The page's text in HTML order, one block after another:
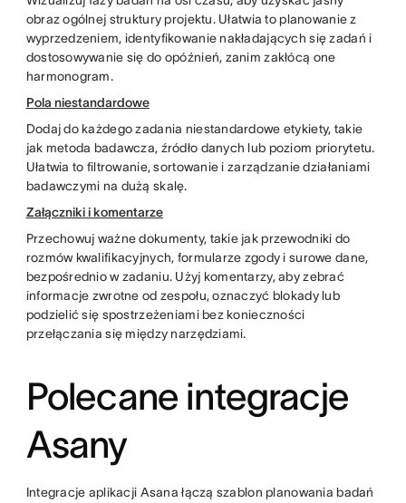
obraz ogólnej struktury projektu. Ułatwia to planowanie z
wyprzedzeniem, identyfikowanie nakładających się zadań i
dostosowywanie się do opóźnień, zanim zakłócą one
harmonogram.
Pola niestandardowe
Dodaj do każdego zadania niestandardowe etykiety, takie
jak metoda badawcza, źródło danych lub poziom priorytetu.
Ułatwia to filtrowanie, sortowanie i zarządzanie działaniami
badawczymi na dużą skalę.
Załączniki i komentarze
Przechowuj ważne dokumenty, takie jak przewodniki do
rozmów kwalifikacyjnych, formularze zgody i surowe dane,
bezpośrednio w zadaniu. Użyj komentarzy, aby zebrać
informacje zwrotne od zespołu, oznaczyć blokady lub
podzielić się spostrzeżeniami bez konieczności
przełączania się między narzędziami.
Polecane integracje
Asany
Integracje aplikacji Asana łączą szablon planowania badań